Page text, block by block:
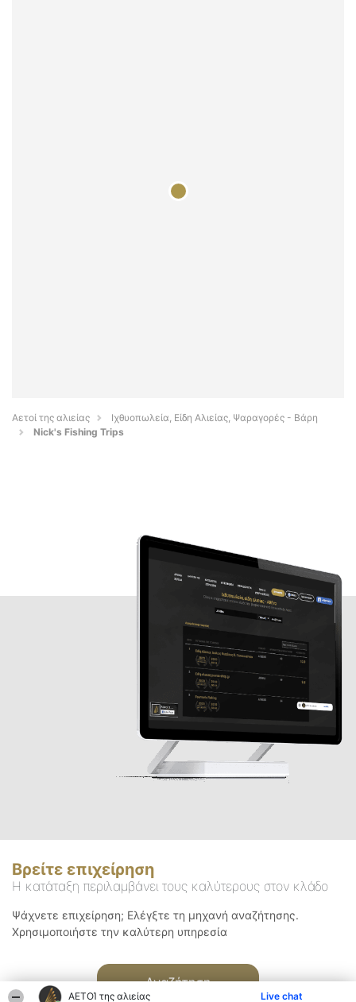
ΑΕΤΟΊ της αλιείας Live chat
Αετοί της αλιείας
Ιχθυοπωλεία, Είδη Αλιείας, Ψαραγορές - Βάρη
Nick's Fishing Trips
Βρείτε επιχείρηση
Η κατάταξη περιλαμβάνει τους καλύτερους στον κλάδο
Ψάχνετε επιχείρηση; Ελέγξτε τη μηχανή αναζήτησης.
Χρησιμοποιήστε την καλύτερη υπηρεσία
Αναζήτηση